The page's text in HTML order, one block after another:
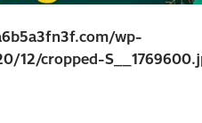
wp-
12/cropped-